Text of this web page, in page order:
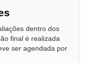
dentro dos
final é realizada
ser agendada por